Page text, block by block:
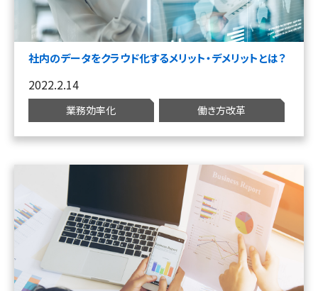
社内のデータをクラウド化するメリット・デメリットとは？
2022.2.14
業務効率化 働き方改革